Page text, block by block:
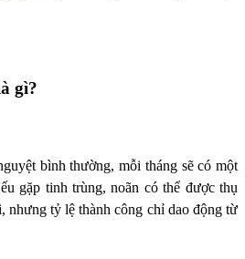
gì?
bình thường, mỗi tháng sẽ có một
gặp tinh trùng, noãn có thể được thụ
nhưng tỷ lệ thành công chỉ dao động từ